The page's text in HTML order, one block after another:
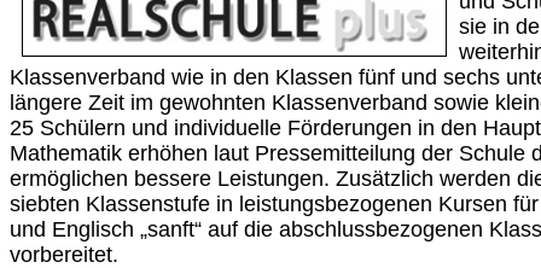
sie in
Klassenverband wie in den Klassen fünf und sechs
längere Zeit im gewohnten Klassenverband sowie
25 Schülern und individuelle Förderungen in den
Mathematik erhöhen laut Pressemitteilung der Schule
ermöglichen bessere Leistungen. Zusätzlich werden
siebten Klassenstufe in leistungsbezogenen Kursen
und Englisch „sanft“ auf die abschlussbezogenen
vorbereitet.